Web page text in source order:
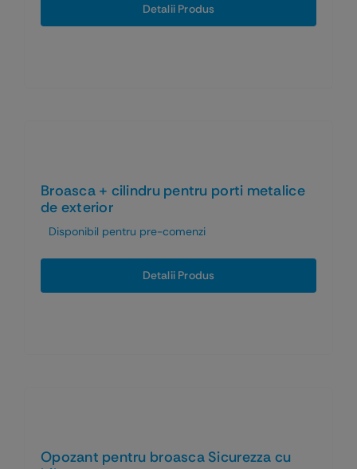
Detalii Produs
Broasca + cilindru pentru porti metalice
de exterior
Disponibil pentru pre-comenzi
Detalii Produs
Opozant pentru broasca Sicurezza cu